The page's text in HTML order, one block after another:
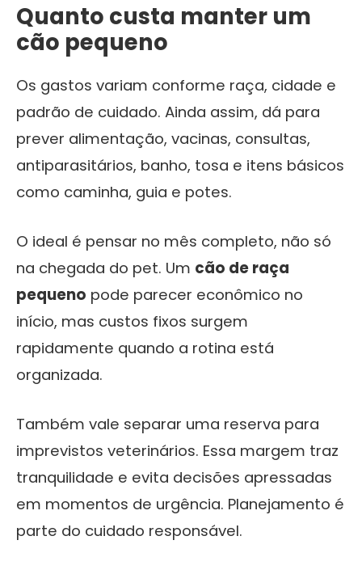
Quanto custa manter um
cão pequeno
Os gastos variam conforme raça, cidade e
padrão de cuidado. Ainda assim, dá para
prever alimentação, vacinas, consultas,
antiparasitários, banho, tosa e itens básicos
como caminha, guia e potes.
O ideal é pensar no mês completo, não só
na chegada do pet. Um cão de raça
pequeno pode parecer econômico no
início, mas custos fixos surgem
rapidamente quando a rotina está
organizada.
Também vale separar uma reserva para
imprevistos veterinários. Essa margem traz
tranquilidade e evita decisões apressadas
em momentos de urgência. Planejamento é
parte do cuidado responsável.